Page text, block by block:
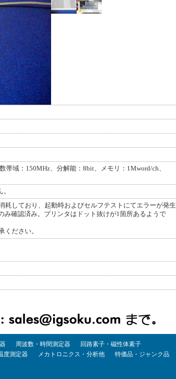
域：150MHz、分解能：8bit、メモリ：1Mword/ch、
しており、起動時およびセルフテストにてエラーが発生
み確認済み。プリンタはドット抜けが1箇所あるようで
ください。
周波数・時間測定器
回路素子・磁性体素子
度測定器 メカトロニクス・分析他 特価品・ジャンク品